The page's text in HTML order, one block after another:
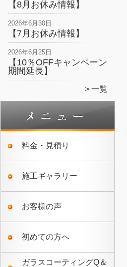
【8月お休み情報】
2026年6月30日
【7月お休み情報】
2026年6月25日
【10％OFFキャンペーン
期間延長】
一覧
料金・見積り
施工ギャラリー
お客様の声
初めての方へ
ガラスコーティングQ＆